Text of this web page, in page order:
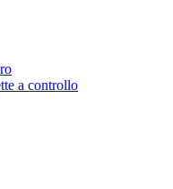
a controllo